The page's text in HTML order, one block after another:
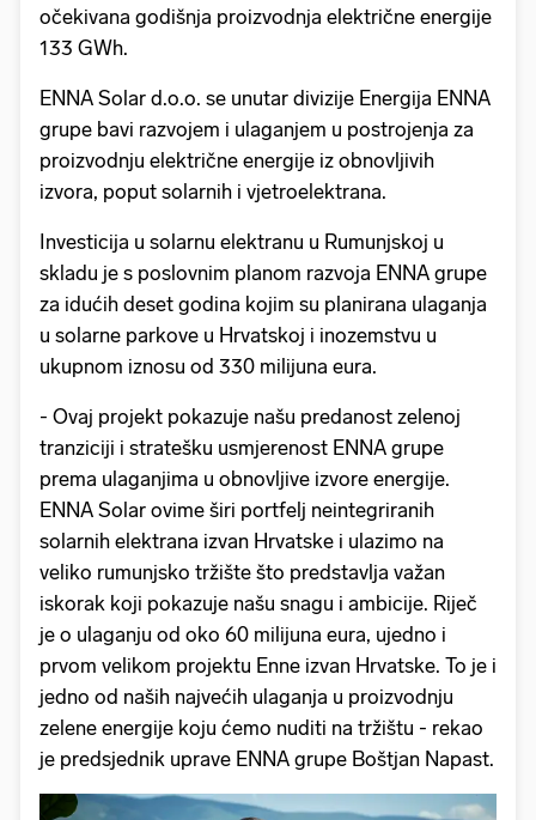
očekivana godišnja proizvodnja električne energije
133 GWh.
ENNA Solar d.o.o. se unutar divizije Energija ENNA
grupe bavi razvojem i ulaganjem u postrojenja za
proizvodnju električne energije iz obnovljivih
izvora, poput solarnih i vjetroelektrana.
Investicija u solarnu elektranu u Rumunjskoj u
skladu je s poslovnim planom razvoja ENNA grupe
za idućih deset godina kojim su planirana ulaganja
u solarne parkove u Hrvatskoj i inozemstvu u
ukupnom iznosu od 330 milijuna eura.
- Ovaj projekt pokazuje našu predanost zelenoj
tranziciji i stratešku usmjerenost ENNA grupe
prema ulaganjima u obnovljive izvore energije.
ENNA Solar ovime širi portfelj neintegriranih
solarnih elektrana izvan Hrvatske i ulazimo na
veliko rumunjsko tržište što predstavlja važan
iskorak koji pokazuje našu snagu i ambicije. Riječ
je o ulaganju od oko 60 milijuna eura, ujedno i
prvom velikom projektu Enne izvan Hrvatske. To je i
jedno od naših najvećih ulaganja u proizvodnju
zelene energije koju ćemo nuditi na tržištu - rekao
je predsjednik uprave ENNA grupe Boštjan Napast.